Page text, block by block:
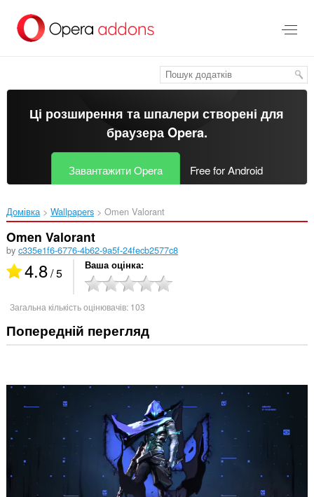
основного
Ці розширення та шпалери створені для
браузера Opera.
Завантажити Opera Free for Android
Домівка Wallpapers Omen Valorant‎
Omen Valorant
by c335e1f6-6776-4b62-9a5f-24fecb2577c8
4.8/ 5 Ваша оцінка
Загальна кількість оцінювачів: 103
Попередній перегляд